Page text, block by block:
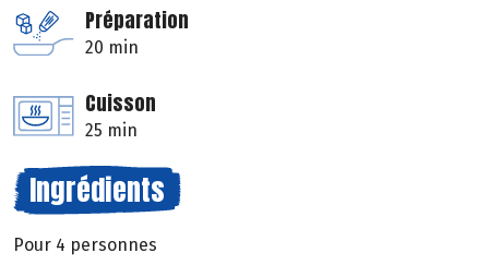
Préparation
20 min
Cuisson
25 min
Ingrédients
Pour 4 personnes